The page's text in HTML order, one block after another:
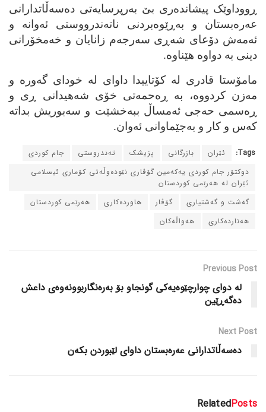
ڕووداوێک پیشانده‌ری بێ به‌رپرسایه‌تی ده‌سه‌ڵاتدارانی
عه‌ره‌بستان و به‌ڕێوه‌بردنی ناته‌ندرووستی ئه‌وانه‌ و
ئه‌مه‌ش دۆعای شه‌ڕی سه‌رجه‌م زانایان و خه‌مخۆرانی
دینی به‌ دواوه‌ هێناوه‌.
مامۆستا قادری له‌ کۆتاییدا داوای له‌ خودای گه‌وره‌ و
مه‌زن کردووه‌، به‌ ڕه‌حمه‌تی خۆی شه‌هیدانی ڕی و
ڕه‌سمی حه‌جی ئه‌مساڵ ببه‌خشێت و سه‌بوریش بداته‌
که‌س و کار و به‌جێماوانی ئه‌وان.
Tags: ئێران بازرگانی پزیشک ته‌ندروستی
جام کوردی
دوکتۆر جام کوردی یه‌که‌مین گۆڤاری نێوده‌وڵه‌تی کۆماری ئیسلامی
ئێران له‌ هه‌رێمی کوردستان
گه‌شت و گه‌شتیاری
گۆڤار هاورده‌کاری
هه‌رێمی کوردستان
هه‌نارده‌کاری
هه‌واڵه‌کان
Previous Post
له‌ دوای چوارچێوه‌یه‌کی گونجاو بۆ به‌ره‌نگاربوونه‌وه‌ی داعش
ده‌گه‌ڕێین
Next Post
ده‌سه‌ڵاتدارانی عه‌ره‌بستان داوای لێبوردن بکه‌ن
RelatedPosts